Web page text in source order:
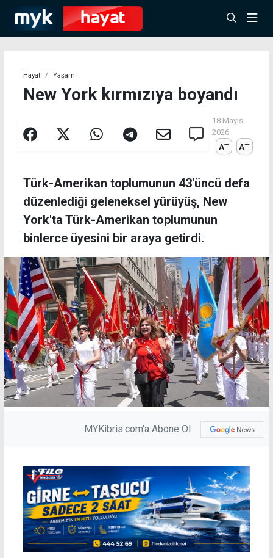
Hayat Yaşam
New York kırmızıya boyandı
18 Mayıs
2026
A
A
Türk-Amerikan toplumunun 43'üncü defa
düzenlediği geleneksel yürüyüş, New
York'ta Türk-Amerikan toplumunun
binlerce üyesini bir araya getirdi.
MYKibris.com'a Abone Ol